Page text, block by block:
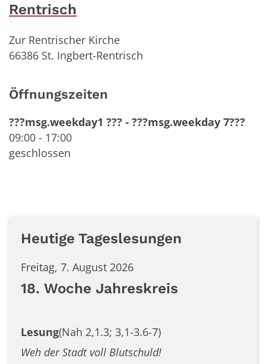
Rentrisch
Zur Rentrischer Kirche
66386 St. Ingbert-Rentrisch
Öffnungszeiten
???msg.weekday1 ??? - ???msg.weekday 7???
09:00 - 17:00
geschlossen
Heutige Tageslesungen
Freitag, 7. August 2026
18. Woche Jahreskreis
Lesung(Nah 2,1.3; 3,1-3.6-7)
Weh der Stadt voll Blutschuld!